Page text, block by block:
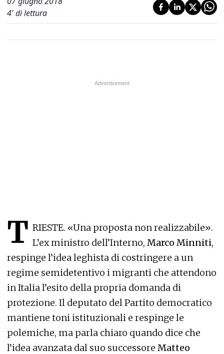
4' di lettura
T RIESTE. «Una proposta non realizzabile».
L’ex ministro dell’Interno, Marco Minniti,
respinge l’idea leghista di costringere a un
regime semidetentivo i migranti che attendono
in Italia l’esito della propria domanda di
protezione. Il deputato del Partito democratico
mantiene toni istituzionali e respinge le
polemiche, ma parla chiaro quando dice che
l’idea avanzata dal suo successore Matteo